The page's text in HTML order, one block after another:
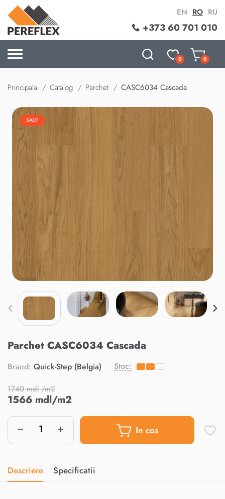
+373 60 701 010
EN RO RU
0 0
Principala Catalog Parchet CASC6034 Cascada
SALE
Parchet CASC6034 Cascada
Brand: Quick-Step (Belgia) Stoc:
1740 mdl /m2
1566 mdl/m2
In cos
Descriere Specificatii